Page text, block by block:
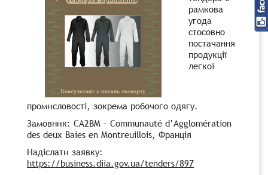
рамкова
угода
стосовно
постачання
продукції
легкої
промисловості, зокрема робочого одягу.
Замовник: CA2BM – Communauté d’Agglomération
des deux Baies en Montreuillois, Франція
Надіслати заявку:
https://business.diia.gov.ua/tenders/897